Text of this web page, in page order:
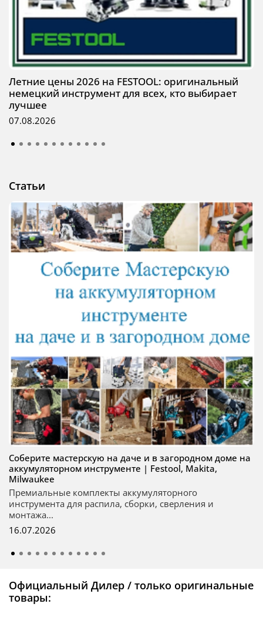
Летние цены 2026 на FESTOOL: оригинальный
немецкий инструмент для всех, кто выбирает
лучшее
07.08.2026
Статьи
Соберите мастерскую на даче и в загородном доме на
аккумуляторном инструменте | Festool, Makita,
Milwaukee
Премиальные комплекты аккумуляторного
инструмента для распила, сборки, сверления и
монтажа...
16.07.2026
Официальный Дилер / только оригинальные
товары: